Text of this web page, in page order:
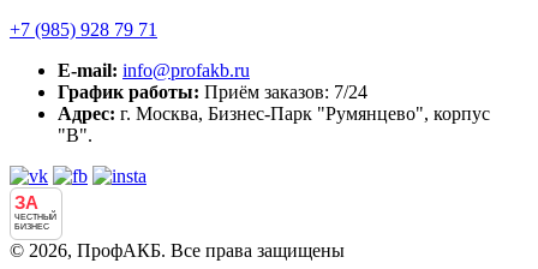
+7 (985) 928 79 71
E-mail: info@profakb.ru
График работы: Приём заказов: 7/24
Адрес: г. Москва, Бизнес-Парк "Румянцево", корпус
"В".
ЗА
ЧЕСТНЫЙ
БИЗНЕС
© 2026, ПрофАКБ. Все права защищены